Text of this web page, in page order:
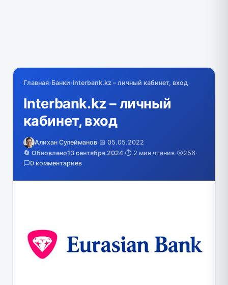
Главная›Банки›Interbank.kz – личный кабинет, вход
Interbank.kz – личный
кабинет, вход
Алихан Сулейманов·📅 05.05.2022
🔄 Обновлено13 сентября 2024·⏱️ 2 мин чтения· 256·
0 комментариев